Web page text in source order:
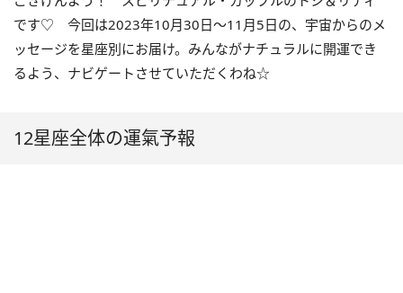
です♡ 今回は2023年10月30日〜11 月5日の、宇宙からのメ
ッセージを星座別にお届け。みんながナチュラルに開運でき
るよう、ナビゲートさせていただくわね☆
12星座全体の運氣予報